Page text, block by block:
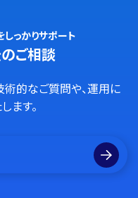
っかりサポート
ご相談
的なご質問や、運用に
ます。